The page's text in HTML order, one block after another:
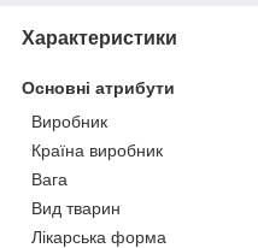
Характеристики
Основні атрибути
Виробник
Країна виробник
Вага
Вид тварин
Лікарська форма